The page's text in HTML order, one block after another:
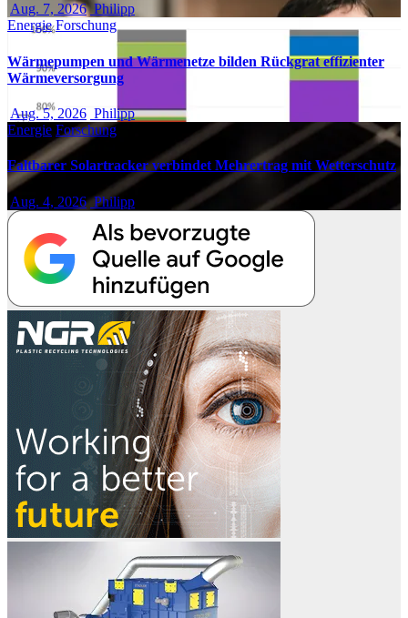
Aug. 7, 2026 Philipp
Energie Forschung
Wärmepumpen und Wärmenetze bilden Rückgrat effizienter
Wärmeversorgung
Aug. 5, 2026 Philipp
Energie Forschung
Faltbarer Solartracker verbindet Mehrertrag mit Wetterschutz
Aug. 4, 2026 Philipp